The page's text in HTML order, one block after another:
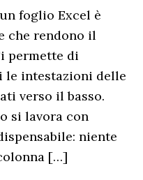
foglio Excel è
che rendono il
permette di
le intestazioni delle
verso il basso.
si lavora con
niente
[…]